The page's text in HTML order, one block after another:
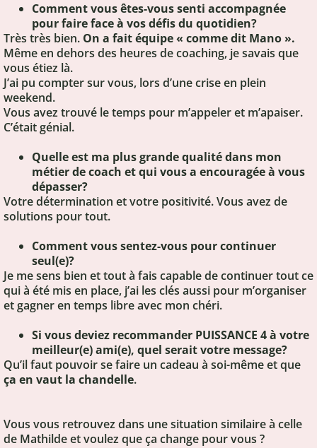
Comment vous êtes-vous senti accompagnée
pour faire face à vos défis du quotidien?
Très très bien. On a fait équipe « comme dit Mano ».
Même en dehors des heures de coaching, je savais que
vous étiez là.
J’ai pu compter sur vous, lors d’une crise en plein
weekend.
Vous avez trouvé le temps pour m’appeler et m’apaiser.
C’était génial.
Quelle est ma plus grande qualité dans mon
métier de coach et qui vous a encouragée à vous
dépasser?
Votre détermination et votre positivité. Vous avez de
solutions pour tout.
Comment vous sentez-vous pour continuer
seul(e)?
Je me sens bien et tout à fais capable de continuer tout ce
qui à été mis en place, j’ai les clés aussi pour m’organiser
et gagner en temps libre avec mon chéri.
Si vous deviez recommander PUISSANCE 4 à votre
meilleur(e) ami(e), quel serait votre message?
Qu’il faut pouvoir se faire un cadeau à soi-même et que
ça en vaut la chandelle.
Vous vous retrouvez dans une situation similaire à celle
de Mathilde et voulez que ça change pour vous ?